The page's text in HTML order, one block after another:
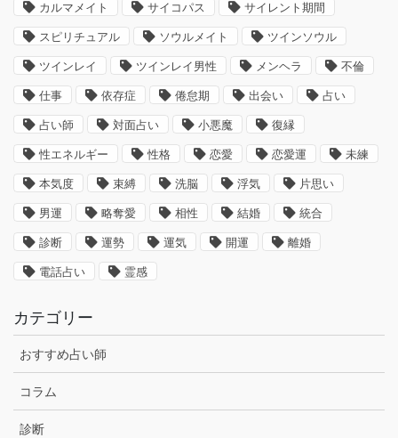
カルマメイト サイコパス サイレント期間
スピリチュアル ソウルメイト ツインソウル
ツインレイ ツインレイ男性 メンヘラ 不倫
仕事 依存症 倦怠期 出会い 占い
占い師 対面占い 小悪魔 復縁
性エネルギー 性格 恋愛 恋愛運 未練
本気度 束縛 洗脳 浮気 片思い
男運 略奪愛 相性 結婚 統合
診断 運勢 運気 開運 離婚
電話占い 霊感
カテゴリー
おすすめ占い師
コラム
診断